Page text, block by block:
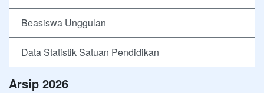
Beasiswa Unggulan
Data Statistik Satuan Pendidikan
Arsip 2026